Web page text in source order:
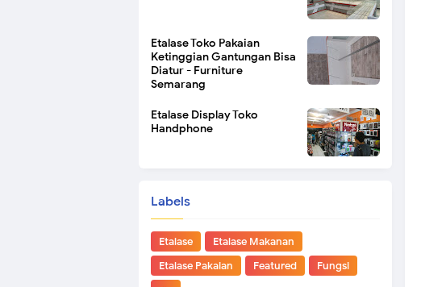
Etalase Toko Pakaian
Ketinggian Gantungan Bisa
Diatur - Furniture
Semarang
Etalase Display Toko
Handphone
Labels
Etalase
Etalase Makanan
Etalase Pakaian
Featured Fungsi